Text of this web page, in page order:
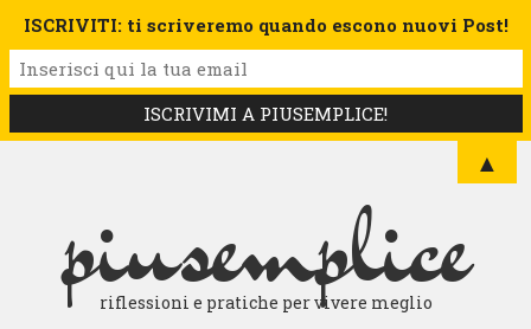
piusemplice
riflessioni e pratiche per vivere meglio
ISCRIVITI: ti scriveremo quando escono nuovi Post!
▲